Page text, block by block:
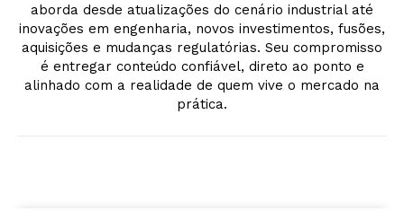
aborda desde atualizações do cenário industrial até
inovações em engenharia, novos investimentos, fusões,
aquisições e mudanças regulatórias. Seu compromisso
é entregar conteúdo confiável, direto ao ponto e
alinhado com a realidade de quem vive o mercado na
prática.